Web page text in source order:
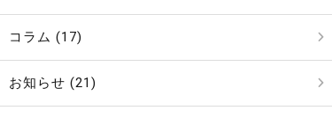
コラム (17)
お知らせ (21)